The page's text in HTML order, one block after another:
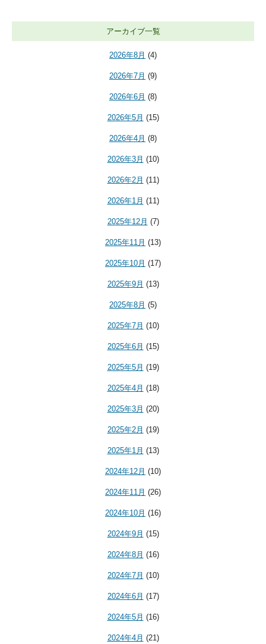
アーカイブ一覧
2026年8月 (4)
2026年7月 (9)
2026年6月 (8)
2026年5月 (15)
2026年4月 (8)
2026年3月 (10)
2026年2月 (11)
2026年1月 (11)
2025年12月 (7)
2025年11月 (13)
2025年10月 (17)
2025年9月 (13)
2025年8月 (5)
2025年7月 (10)
2025年6月 (15)
2025年5月 (19)
2025年4月 (18)
2025年3月 (20)
2025年2月 (19)
2025年1月 (13)
2024年12月 (10)
2024年11月 (26)
2024年10月 (16)
2024年9月 (15)
2024年8月 (16)
2024年7月 (10)
2024年6月 (17)
2024年5月 (16)
2024年4月 (21)